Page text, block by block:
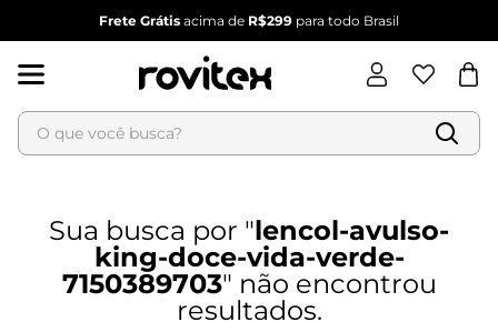
Frete Grátis acima de R$299 para todo Brasil
O que você busca?
lencol-avulso-
king-doce-vida-verde-
7150389703
blusa feminina
vestido
vestido feminino